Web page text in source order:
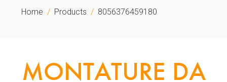
Home Products 8056376459180
MONTATURE DA